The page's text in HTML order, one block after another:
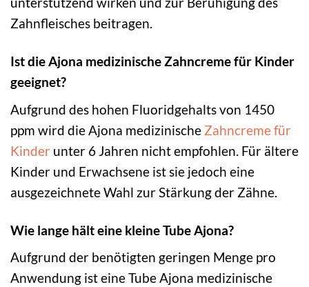
Zahnfleisches beitragen.
Ist die Ajona medizinische Zahncreme für Kinder
geeignet?
Aufgrund des hohen Fluoridgehalts von 1450
ppm wird die Ajona medizinische Zahncreme für
Kinder unter 6 Jahren nicht empfohlen. Für ältere
Kinder und Erwachsene ist sie jedoch eine
ausgezeichnete Wahl zur Stärkung der Zähne.
Wie lange hält eine kleine Tube Ajona?
Aufgrund der benötigten geringen Menge pro
Anwendung ist eine Tube Ajona medizinische